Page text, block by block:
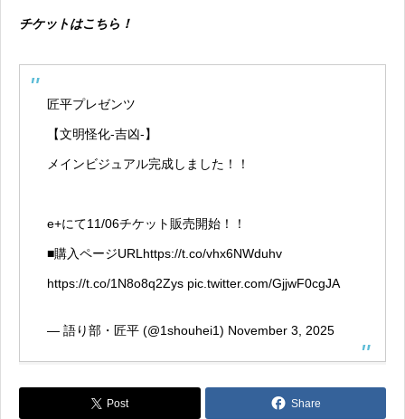
チケットはこちら！
匠平プレゼンツ
【文明怪化-吉凶-】
メインビジュアル完成しました！！
e+にて11/06チケット販売開始！！
■購入ページURL https://t.co/vhx6NWduhv
https://t.co/1N8o8q2Zys pic.twitter.com/GjjwF0cgJA
— 語り部・匠平 (@1shouhei1) November 3, 2025
Post Share